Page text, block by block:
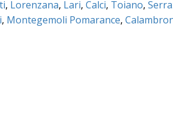
, Lorenzana, Lari, Calci, Toiano,
, Montegemoli Pomarance,